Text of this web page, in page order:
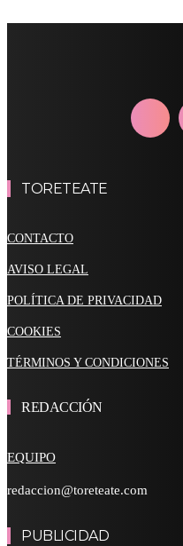
TORETEATE
CONTACTO
AVISO LEGAL
POLÍTICA DE PRIVACIDAD
COOKIES
TÉRMINOS Y CONDICIONES
REDACCIÓN
EQUIPO
redaccion@toreteate.com
PUBLICIDAD